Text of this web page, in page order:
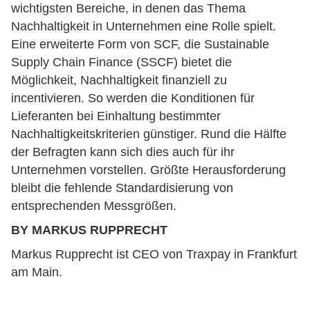
wichtigsten Bereiche, in denen das Thema
Nachhaltigkeit in Unternehmen eine Rolle spielt.
Eine erweiterte Form von SCF, die Sustainable
Supply Chain Finance (SSCF) bietet die
Möglichkeit, Nachhaltigkeit finanziell zu
incentivieren. So werden die Konditionen für
Lieferanten bei Einhaltung bestimmter
Nachhaltigkeitskriterien günstiger. Rund die Hälfte
der Befragten kann sich dies auch für ihr
Unternehmen vorstellen. Größte Herausforderung
bleibt die fehlende Standardisierung von
entsprechenden Messgrößen.
BY MARKUS RUPPRECHT
Markus Rupprecht ist CEO von Traxpay in Frankfurt
am Main.